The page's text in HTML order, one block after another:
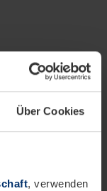
Über Cookies
, verwenden